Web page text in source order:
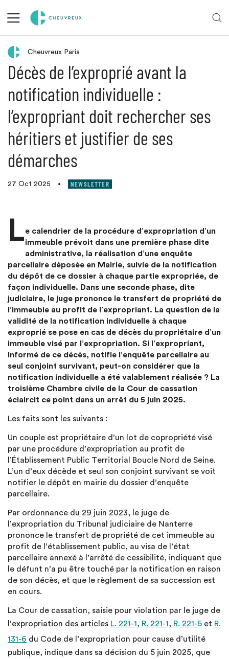
Retour aux actualités
Cheuvreux Paris
Décès de l’exproprié avant la
notification individuelle :
l’expropriant doit rechercher ses
héritiers et justifier de ses
démarches
27 Oct 2025 • NEWSLETTER
Le calendrier de la procédure d’expropriation d’un
immeuble prévoit dans une première phase dite
administrative, la réalisation d’une enquête
parcellaire déposée en Mairie, suivie de la notification
du dépôt de ce dossier à chaque partie expropriée, de
façon individuelle. Dans une seconde phase, dite
judiciaire, le juge prononce le transfert de propriété de
l’immeuble au profit de l’expropriant. La question de la
validité de la notification individuelle à chaque
exproprié se pose en cas de décès du propriétaire d’un
immeuble visé par l’expropriation. Si l’expropriant,
informé de ce décès, notifie l’enquête parcellaire au
seul conjoint survivant, peut-on considérer que la
notification individuelle a été valablement réalisée ? La
troisième Chambre civile de la Cour de cassation
éclaircit ce point dans un arrêt du 5 juin 2025.
Les faits sont les suivants :
Un couple est propriétaire d’un lot de copropriété visé
par une procédure d’expropriation au profit de
l’Établissement Public Territorial Boucle Nord de Seine.
L’un d’eux décède et seul son conjoint survivant se voit
notifier le dépôt en mairie du dossier d’enquête
parcellaire.
Par ordonnance du 29 juin 2023, le juge de
l’expropriation du Tribunal judiciaire de Nanterre
prononce le transfert de propriété de cet immeuble au
profit de l’établissement public, au visa de l’état
parcellaire annexé à l’arrêté de cessibilité, indiquant que
le défunt n’a pu être touché par la notification en raison
de son décès, et que le règlement de sa succession est
en cours.
La Cour de cassation, saisie pour violation par le juge de
l’expropriation des articles L. 221-1, R. 221-1, R. 221-5 et R.
131-6 du Code de l’expropriation pour cause d’utilité
publique, indique dans sa décision du 5 juin 2025, que